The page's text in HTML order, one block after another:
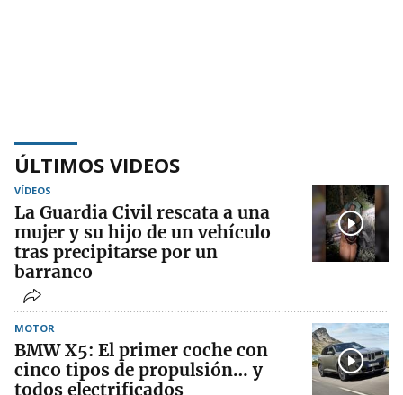
ÚLTIMOS VIDEOS
VÍDEOS
La Guardia Civil rescata a una
mujer y su hijo de un vehículo
tras precipitarse por un
barranco
MOTOR
BMW X5: El primer coche con
cinco tipos de propulsión… y
todos electrificados